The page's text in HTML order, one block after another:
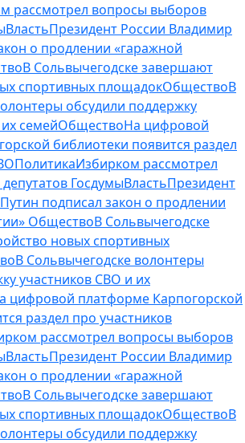
рассмотрел вопросы выборов
ВластьПрезидент России Владимир
о продлении «гаражной
В Сольвычегодске завершают
спортивных площадокОбществоВ
обсудили поддержку
семейОбществоНа цифровой
библиотеки появится раздел
ПолитикаИзбирком рассмотрел
ГосдумыВластьПрезидент
подписал закон о продлении
ОбществоВ Сольвычегодске
новых спортивных
В Сольвычегодске волонтеры
участников СВО и их
цифровой платформе Карпогорской
раздел про участников
рассмотрел вопросы выборов
ВластьПрезидент России Владимир
о продлении «гаражной
В Сольвычегодске завершают
спортивных площадокОбществоВ
обсудили поддержку